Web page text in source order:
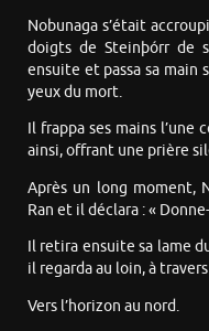
Nobunaga s’était
doigts de Steinþórr de
ensuite et passa sa main
yeux du mort.
Il frappa ses mains
ainsi, offrant une prière
Après un long moment,
Ran et il déclara : «
Il retira ensuite sa lame
il regarda au loin, à
Vers l’horizon au nord.